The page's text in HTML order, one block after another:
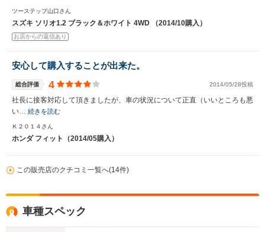
ツーステップ山口さん
スズキ ソリオ1.2 ブラック＆ホワイト 4WD （2014/10購入）
お店からの返信あり
安心して購入することが出来た。
総合評価 4 2014/05/28投稿
社長に接客対応して頂きましたが、車の状況について正直（いいところも悪
い… 続きを読む
Ｋ２０１４さん
ホンダ フィット（2014/05購入）
この販売店のクチコミ一覧へ(14件)
車種スペック